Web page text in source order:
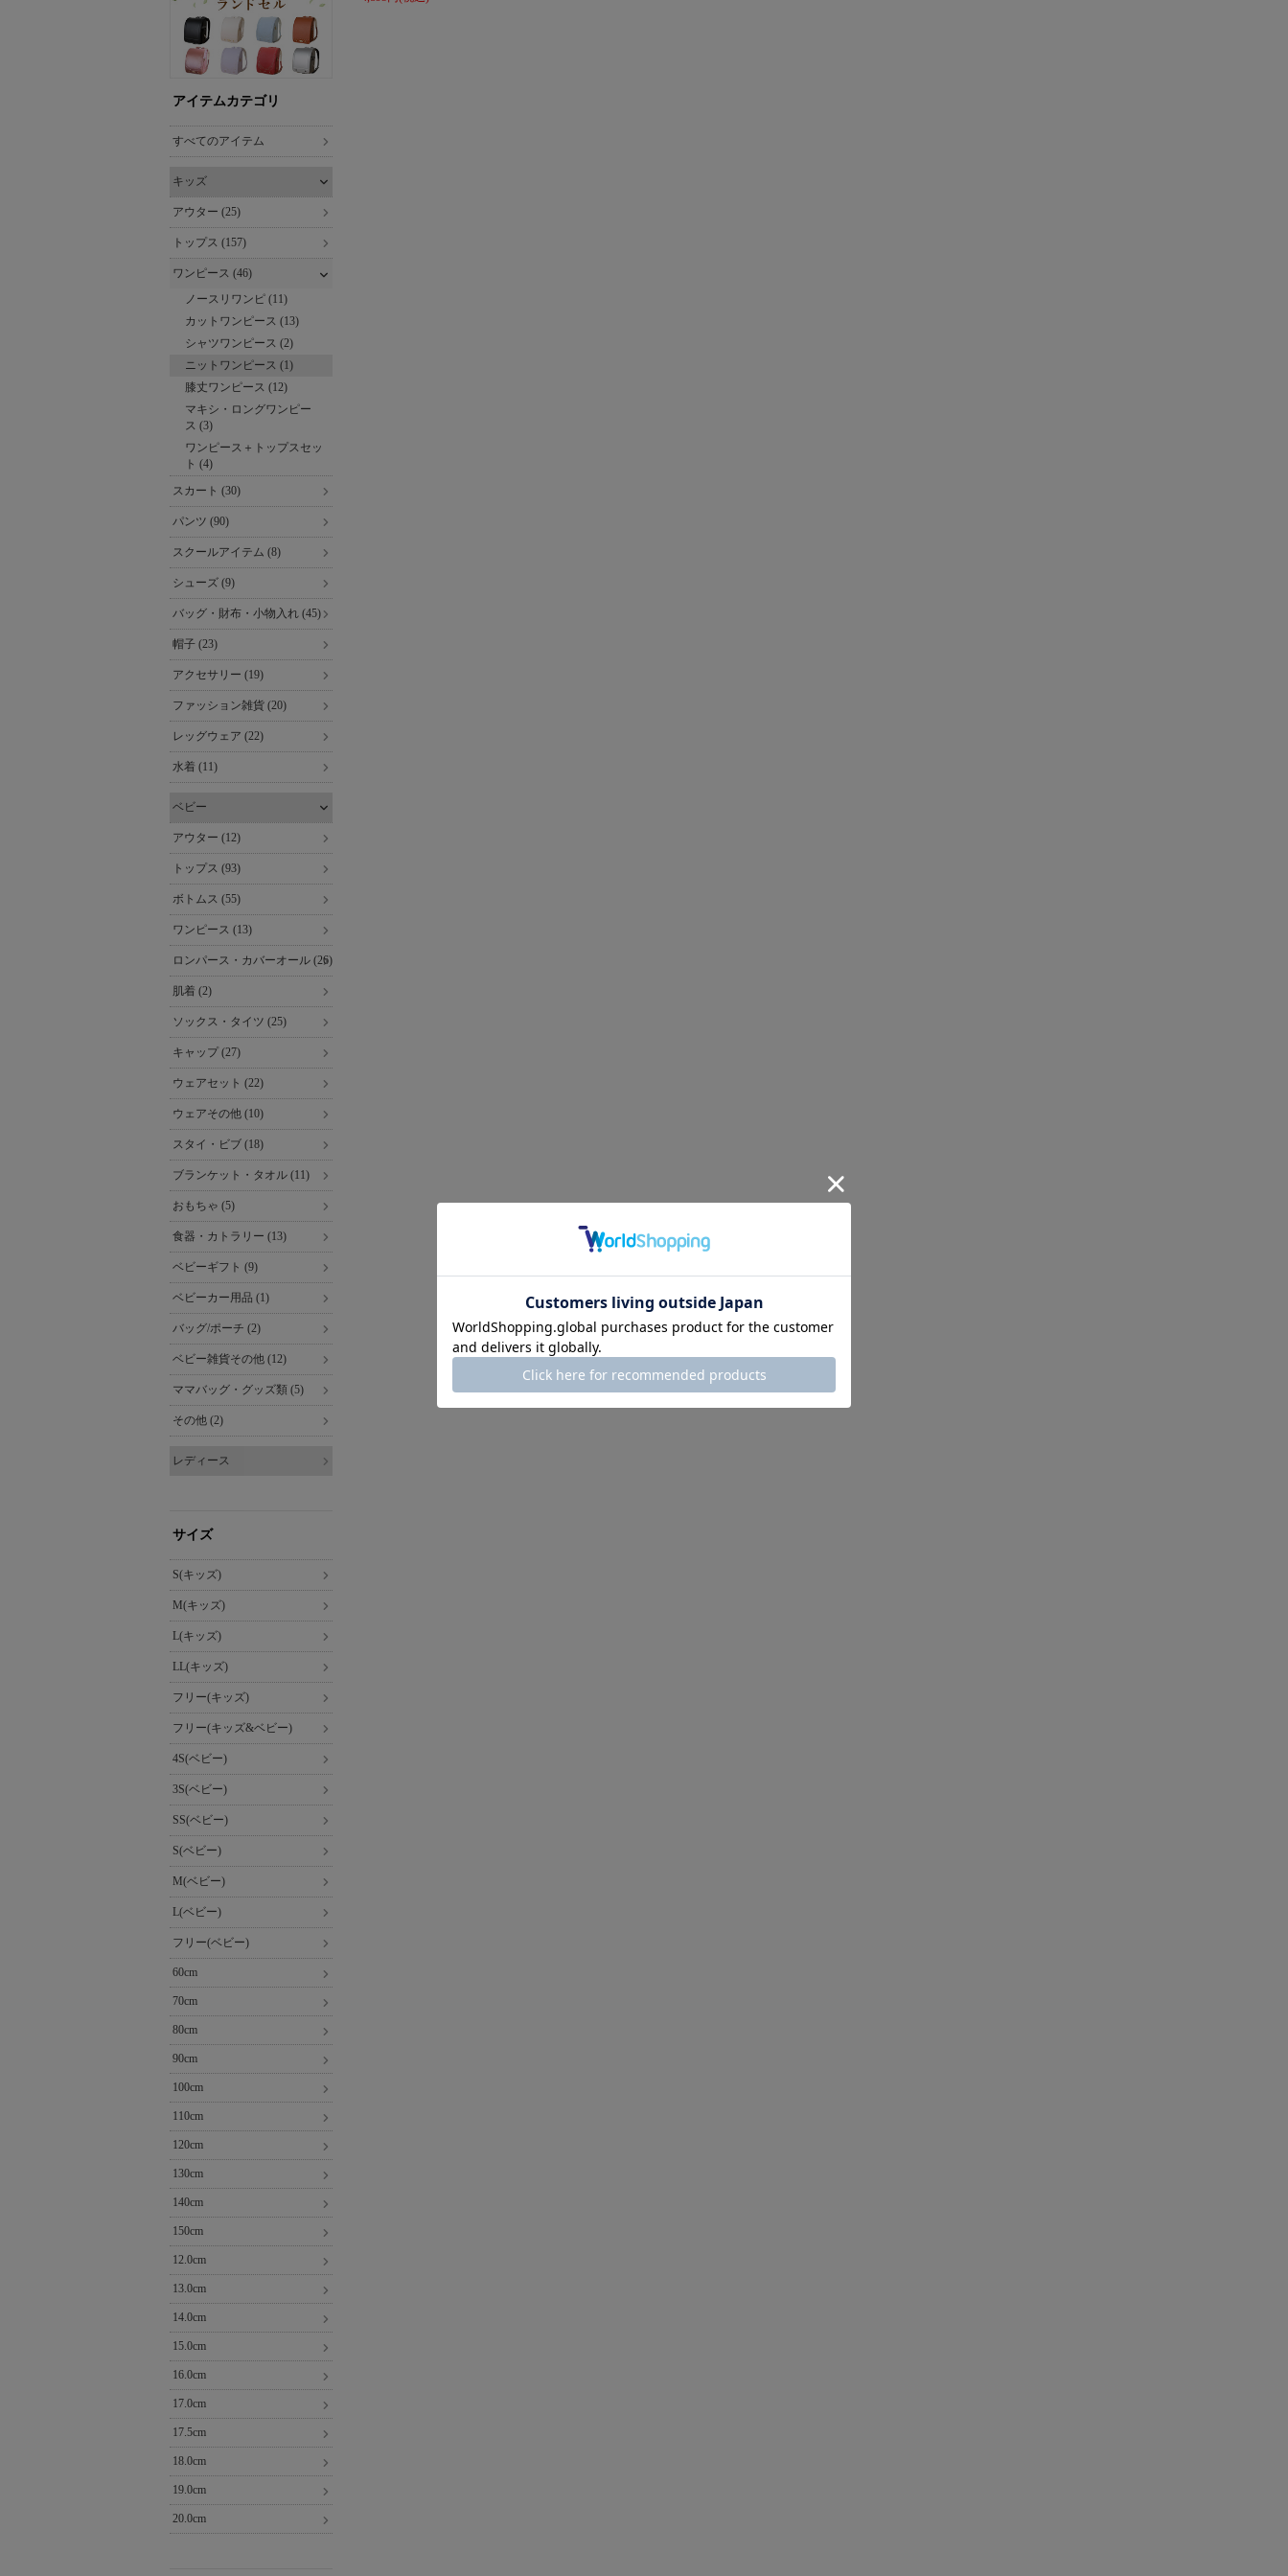
アイテムカテゴリ
すべてのアイテム
キッズ
アウター (25)
トップス (157)
ワンピース (46)
ノースリワンピ (11)
カットワンピース (13)
シャツワンピース (2)
ニットワンピース (1)
膝丈ワンピース (12)
マキシ・ロングワンピー
ス (3)
ワンピース＋トップスセッ
ト (4)
スカート (30)
パンツ (90)
スクールアイテム (8)
シューズ (9)
バッグ・財布・小物入れ (45)
帽子 (23)
アクセサリー (19)
ファッション雑貨 (20)
レッグウェア (22)
水着 (11)
ベビー
アウター (12)
トップス (93)
ボトムス (55)
ワンピース (13)
ロンパース・カバーオール (26)
肌着 (2)
ソックス・タイツ (25)
キャップ (27)
ウェアセット (22)
ウェアその他 (10)
スタイ・ビブ (18)
ブランケット・タオル (11)
おもちゃ (5)
食器・カトラリー (13)
ベビーギフト (9)
ベビーカー用品 (1)
バッグ/ポーチ (2)
ベビー雑貨その他 (12)
ママバッグ・グッズ類 (5)
その他 (2)
レディース
サイズ
S(キッズ)
M(キッズ)
L(キッズ)
LL(キッズ)
フリー(キッズ)
フリー(キッズ&ベビー)
4S(ベビー)
3S(ベビー)
SS(ベビー)
S(ベビー)
M(ベビー)
L(ベビー)
フリー(ベビー)
60cm
70cm
80cm
90cm
100cm
110cm
120cm
130cm
140cm
150cm
12.0cm
13.0cm
14.0cm
15.0cm
16.0cm
17.0cm
17.5cm
18.0cm
19.0cm
20.0cm